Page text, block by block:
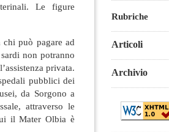
Le figure
può pagare ad
non potranno
privata.
pubblici dei
da Sorgono a
attraverso le
il Mater Olbia è
Rubriche
Articoli
Archivio